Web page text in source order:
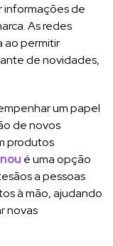
informações de
As redes
ao permitir
de novidades,
um papel
de novos
produtos
é uma opção
a pessoas
à mão, ajudando
novas